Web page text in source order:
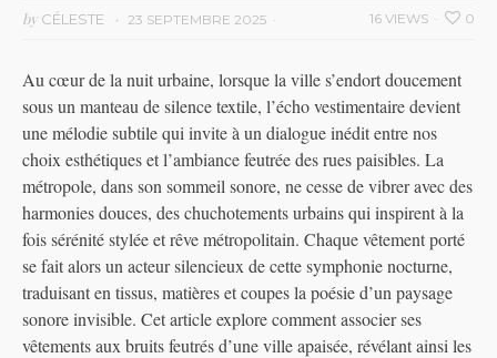
byCÉLESTE 23 SEPTEMBRE 2025 0
16 VIEWS
Au cœur de la nuit urbaine, lorsque la ville s’endort doucement
sous un manteau de silence textile, l’écho vestimentaire devient
une mélodie subtile qui invite à un dialogue inédit entre nos
choix esthétiques et l’ambiance feutrée des rues paisibles. La
métropole, dans son sommeil sonore, ne cesse de vibrer avec des
harmonies douces, des chuchotements urbains qui inspirent à la
fois sérénité stylée et rêve métropolitain. Chaque vêtement porté
se fait alors un acteur silencieux de cette symphonie nocturne,
traduisant en tissus, matières et coupes la poésie d’un paysage
sonore invisible. Cet article explore comment associer ses
vêtements aux bruits feutrés d’une ville apaisée, révélant ainsi les